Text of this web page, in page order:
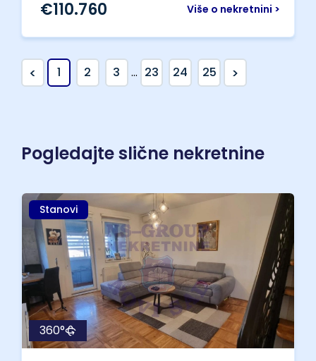
Više o nekretnini >
€110.760
< 1 2 3 ... 23 24 25 >
Pogledajte slične nekretnine
Stanovi
360°